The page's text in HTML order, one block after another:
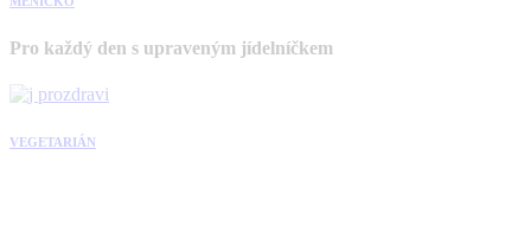
Pro každý den s upraveným jídelníčkem
VEGETARIÁN